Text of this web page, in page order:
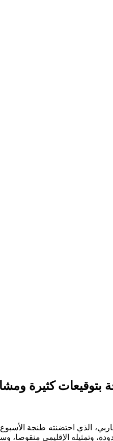
بتوقيعات كثيرة
الذي احتضنته طنجة
وتمثيله الإقليمي منقوصا،